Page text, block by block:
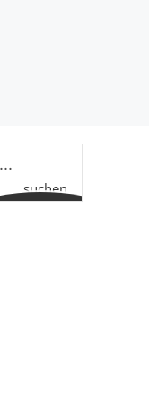
suchen